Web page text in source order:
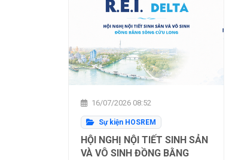
16/07/2026 08:52
Sự kiện HOSREM
HỘI NGHỊ NỘI TIẾT SINH SẢN
VÀ VÔ SINH ĐỒNG BẰNG